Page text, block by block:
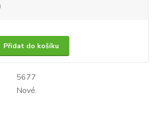
Přidat do košíku
5677
Nové